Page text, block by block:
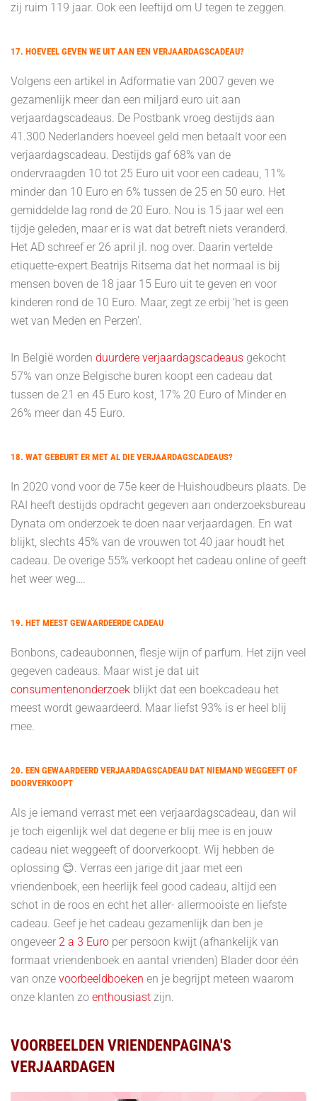
zij ruim 119 jaar. Ook een leeftijd om U tegen te zeggen.
17. HOEVEEL GEVEN WE UIT AAN EEN VERJAARDAGSCADEAU?
Volgens een artikel in Adformatie van 2007 geven we
gezamenlijk meer dan een miljard euro uit aan
verjaardagscadeaus. De Postbank vroeg destijds aan
41.300 Nederlanders hoeveel geld men betaalt voor een
verjaardagscadeau. Destijds gaf 68% van de
ondervraagden 10 tot 25 Euro uit voor een cadeau, 11%
minder dan 10 Euro en 6% tussen de 25 en 50 euro. Het
gemiddelde lag rond de 20 Euro. Nou is 15 jaar wel een
tijdje geleden, maar er is wat dat betreft niets veranderd.
Het AD schreef er 26 april jl. nog over. Daarin vertelde
etiquette-expert Beatrijs Ritsema dat het normaal is bij
mensen boven de 18 jaar 15 Euro uit te geven en voor
kinderen rond de 10 Euro. Maar, zegt ze erbij ‘het is geen
wet van Meden en Perzen’.
In België worden duurdere verjaardagscadeaus gekocht
57% van onze Belgische buren koopt een cadeau dat
tussen de 21 en 45 Euro kost, 17% 20 Euro of Minder en
26% meer dan 45 Euro.
18. WAT GEBEURT ER MET AL DIE VERJAARDAGSCADEAUS?
In 2020 vond voor de 75e keer de Huishoudbeurs plaats. De
RAI heeft destijds opdracht gegeven aan onderzoeksbureau
Dynata om onderzoek te doen naar verjaardagen. En wat
blijkt, slechts 45% van de vrouwen tot 40 jaar houdt het
cadeau. De overige 55% verkoopt het cadeau online of geeft
het weer weg….
19. HET MEEST GEWAARDEERDE CADEAU
Bonbons, cadeaubonnen, flesje wijn of parfum. Het zijn veel
gegeven cadeaus. Maar wist je dat uit
consumentenonderzoek blijkt dat een boekcadeau het
meest wordt gewaardeerd. Maar liefst 93% is er heel blij
mee.
20. EEN GEWAARDEERD VERJAARDAGSCADEAU DAT NIEMAND WEGGEEFT OF
DOORVERKOOPT
Als je iemand verrast met een verjaardagscadeau, dan wil
je toch eigenlijk wel dat degene er blij mee is en jouw
cadeau niet weggeeft of doorverkoopt. Wij hebben de
oplossing 😊. Verras een jarige dit jaar met een
vriendenboek, een heerlijk feel good cadeau, altijd een
schot in de roos en echt het aller- allermooiste en liefste
cadeau. Geef je het cadeau gezamenlijk dan ben je
ongeveer 2 a 3 Euro per persoon kwijt (afhankelijk van
formaat vriendenboek en aantal vrienden) Blader door één
van onze voorbeeldboeken en je begrijpt meteen waarom
onze klanten zo enthousiast zijn.
VOORBEELDEN VRIENDENPAGINA'S
VERJAARDAGEN